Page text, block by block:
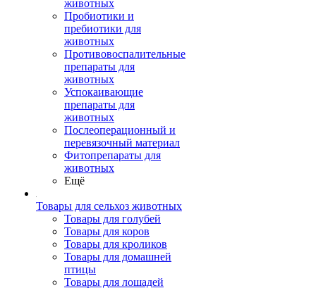
животных
Пробиотики и
пребиотики для
животных
Противовоспалительные
препараты для
животных
Успокаивающие
препараты для
животных
Послеоперационный и
перевязочный материал
Фитопрепараты для
животных
Ещё
Товары для сельхоз животных
Товары для голубей
Товары для коров
Товары для кроликов
Товары для домашней
птицы
Товары для лошадей